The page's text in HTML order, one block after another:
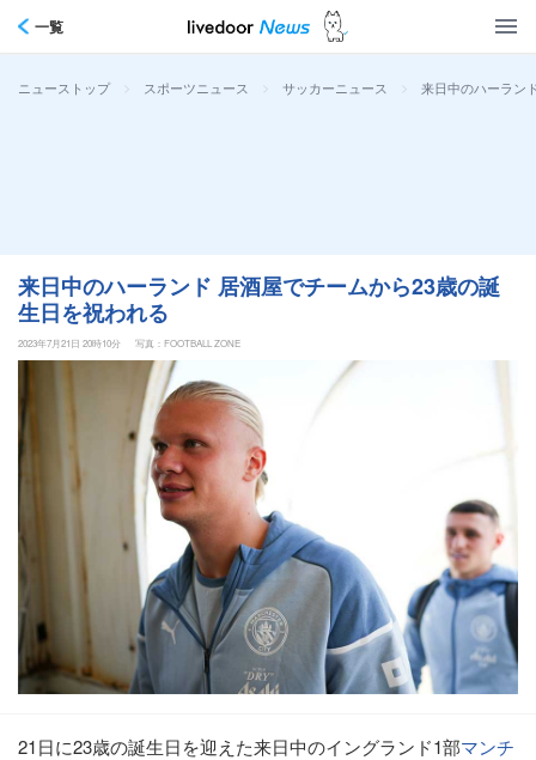
一覧
ニューストップ > スポーツニュース > サッカーニュース > 来日中のハーラン
来日中のハーランド 居酒屋でチームから23歳の誕
生日を祝われる
2023年7月21日 20時10分 写真：FOOTBALL ZONE
21日に23歳の誕生日を迎えた来日中のイングランド1部マンチ